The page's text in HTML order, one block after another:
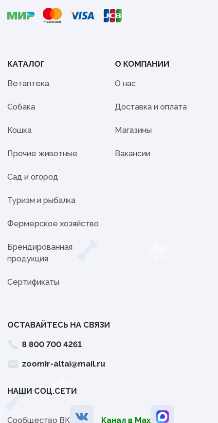
КАТАЛОГ
Ветаптека
Собака
Кошка
Прочие животные
Сад и огород
Туризм и рыбалка
Фермерское хозяйство
Брендированная
продукция
Сертификаты
О КОМПАНИИ
О нас
Доставка и оплата
Магазины
Вакансии
ОСТАВАЙТЕСЬ НА СВЯЗИ
8 800 700 4261
zoomir-altai@mail.ru
НАШИ СОЦ.СЕТИ
Сообщество ВК Канал в Мах